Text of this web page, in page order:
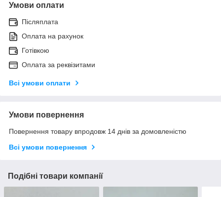
Умови оплати
Післяплата
Оплата на рахунок
Готівкою
Оплата за реквізитами
Всі умови оплати
Умови повернення
Повернення товару впродовж 14 днів за домовленістю
Всі умови повернення
Подібні товари компанії